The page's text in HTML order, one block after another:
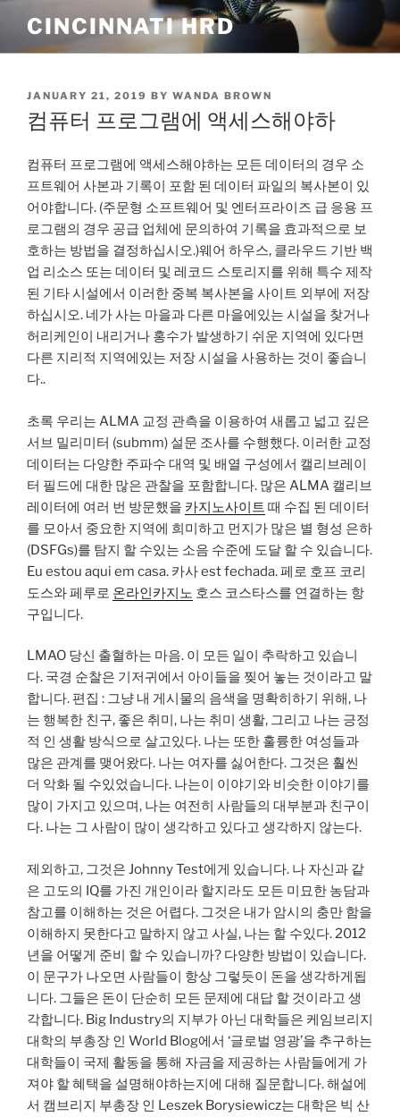
content
CINCINNATI HRD
POSTED
ON
JANUARY 21, 2019 BY WANDA BROWN
컴퓨터 프로그램에 액세스해야하
컴퓨터 프로그램에 액세스해야하는 모든 데이터의 경우 소
프트웨어 사본과 기록이 포함 된 데이터 파일의 복사본이 있
어야합니다. (주문형 소프트웨어 및 엔터프라이즈 급 응용 프
로그램의 경우 공급 업체에 문의하여 기록을 효과적으로 보
호하는 방법을 결정하십시오.)웨어 하우스, 클라우드 기반 백
업 리소스 또는 데이터 및 레코드 스토리지를 위해 특수 제작
된 기타 시설에서 이러한 중복 복사본을 사이트 외부에 저장
하십시오. 네가 사는 마을과 다른 마을에있는 시설을 찾거나
허리케인이 내리거나 홍수가 발생하기 쉬운 지역에 있다면
다른 지리적 지역에있는 저장 시설을 사용하는 것이 좋습니
다..
초록 우리는 ALMA 교정 관측을 이용하여 새롭고 넓고 깊은
서브 밀리미터 (submm) 설문 조사를 수행했다. 이러한 교정
데이터는 다양한 주파수 대역 및 배열 구성에서 캘리브레이
터 필드에 대한 많은 관찰을 포함합니다. 많은 ALMA 캘리브
레이터에 여러 번 방문했을 카지노사이트 때 수집 된 데이터
를 모아서 중요한 지역에 희미하고 먼지가 많은 별 형성 은하
(DSFGs)를 탐지 할 수있는 소음 수준에 도달 할 수 있습니다.
Eu estou aqui em casa. 카사 est fechada. 페로 호프 코리
도스와 페루로 온라인카지노 호스 코스타스를 연결하는 항
구입니다.
LMAO 당신 출혈하는 마음. 이 모든 일이 추락하고 있습니
다. 국경 순찰은 기저귀에서 아이들을 찢어 놓는 것이라고 말
합니다. 편집 : 그냥 내 게시물의 음색을 명확히하기 위해, 나
는 행복한 친구, 좋은 취미, 나는 취미 생활, 그리고 나는 긍정
적 인 생활 방식으로 살고있다. 나는 또한 훌륭한 여성들과
많은 관계를 맺어왔다. 나는 여자를 싫어한다. 그것은 훨씬
더 악화 될 수있었습니다. 나는이 이야기와 비슷한 이야기를
많이 가지고 있으며, 나는 여전히 사람들의 대부분과 친구이
다. 나는 그 사람이 많이 생각하고 있다고 생각하지 않는다.
제외하고, 그것은 Johnny Test에게 있습니다. 나 자신과 같
은 고도의 IQ를 가진 개인이라 할지라도 모든 미묘한 농담과
참고를 이해하는 것은 어렵다. 그것은 내가 암시의 충만 함을
이해하지 못한다고 말하지 않고 사실, 나는 할 수있다. 2012
년을 어떻게 준비 할 수 있습니까? 다양한 방법이 있습니다.
이 문구가 나오면 사람들이 항상 그렇듯이 돈을 생각하게됩
니다. 그들은 돈이 단순히 모든 문제에 대답 할 것이라고 생
각합니다. Big Industry의 지부가 아닌 대학들은 케임브리지
대학의 부총장 인 World Blog에서 ‘글로벌 영광’을 추구하는
대학들이 국제 활동을 통해 자금을 제공하는 사람들에게 가
져야 할 혜택을 설명해야하는지에 대해 질문합니다. 해설에
서 캠브리지 부총장 인 Leszek Borysiewicz는 대학은 빅 산